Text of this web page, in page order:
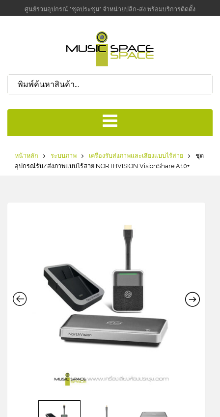
ศูนย์รวมอุปกรณ์ "ชุดประชุม" จำหน่ายปลีก-ส่ง พร้อมบริการติดตั้ง
หน้าหลัก ระบบภาพ เครื่องรับส่งภาพและเสียงแบบไร้สาย
ชุด
อุปกรณ์รับ/ส่งภาพแบบไร้สาย NORTHVISION VisionShare A10+